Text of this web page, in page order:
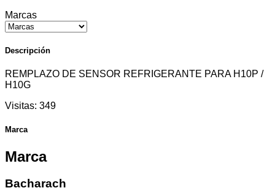
Marcas
Descripción
REMPLAZO DE SENSOR REFRIGERANTE PARA H10P /
H10G
Visitas: 349
Marca
Marca
Bacharach